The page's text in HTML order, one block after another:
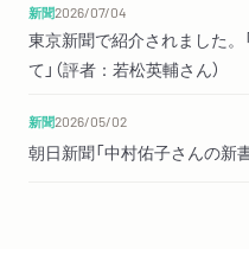
第５章 「人が人を排除する社
定例ミーティングの様子／
回ってきた／新宿ダンボー
ター・もやい／制度の外側へ
活動家集団
新聞2026/07/04
東京新聞で紹介されました
て」（評者：若松英輔さん）
新聞2026/05/02
朝日新聞「中村佑子さんの新